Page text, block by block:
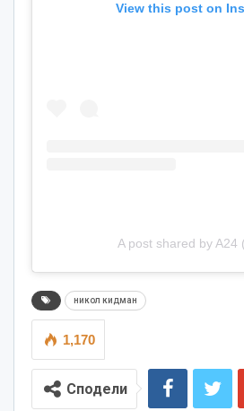
View this post on
A post shared by A24
никол кидман
1,170
Сподели